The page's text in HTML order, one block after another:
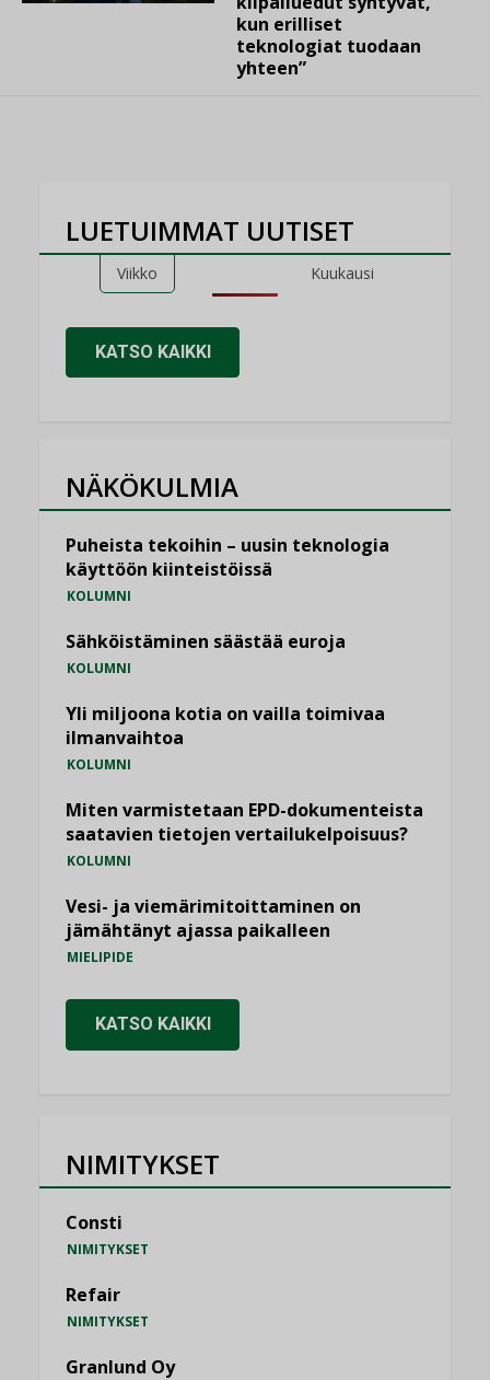
kun erilliset
teknologiat tuodaan
yhteen”
LUETUIMMAT UUTISET
Viikko Kuukausi
KATSO KAIKKI
NÄKÖKULMIA
Puheista tekoihin – uusin teknologia
käyttöön kiinteistöissä
KOLUMNI
Sähköistäminen säästää euroja
KOLUMNI
Yli miljoona kotia on vailla toimivaa
ilmanvaihtoa
KOLUMNI
Miten varmistetaan EPD-dokumenteista
saatavien tietojen vertailukelpoisuus?
KOLUMNI
Vesi- ja viemärimitoittaminen on
jämähtänyt ajassa paikalleen
MIELIPIDE
KATSO KAIKKI
NIMITYKSET
Consti
NIMITYKSET
Refair
NIMITYKSET
Granlund Oy